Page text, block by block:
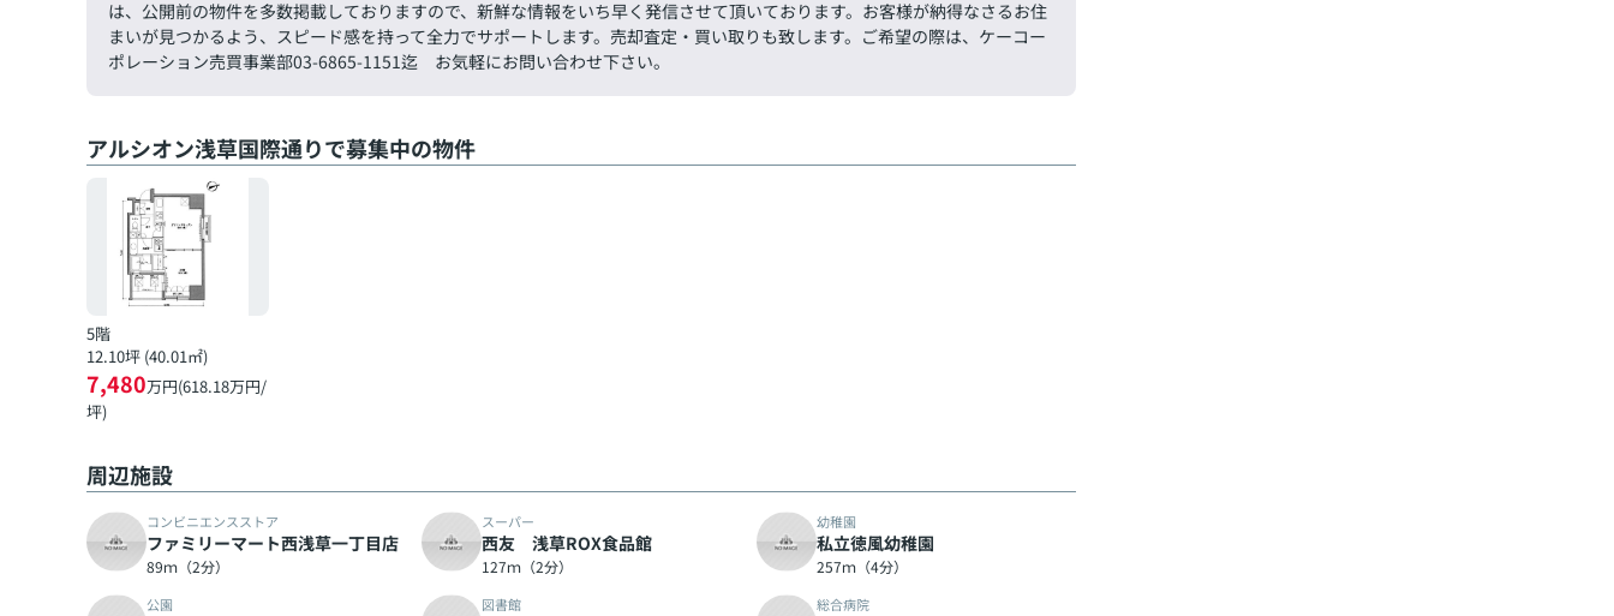
は、公開前の物件を多数掲載しておりますので、新鮮な情報をいち早く発信させて頂いております。お客様が納得なさるお住
まいが見つかるよう、スピード感を持って全力でサポートします。売却査定・買い取りも致します。ご希望の際は、ケーコー
ポレーション売買事業部03-6865-1151迄 お気軽にお問い合わせ下さい。
アルシオン浅草国際通りで募集中の物件
5階
12.10坪 (40.01㎡)
7,480万円(618.18万円/
坪)
周辺施設
コンビニエンスストア
ファミリーマート西浅草一丁目店
89ｍ（2分）
スーパー
西友 浅草ROX食品館
127ｍ（2分）
幼稚園
私立徳風幼稚園
257ｍ（4分）
公園 図書館 総合病院